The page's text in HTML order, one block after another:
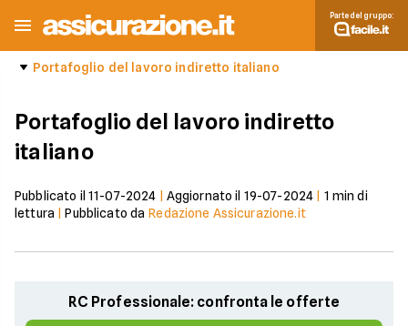
Parte del gruppo:
Portafoglio del lavoro indiretto italiano
Portafoglio del lavoro indiretto
italiano
Pubblicato il 11-07-2024 Aggiornato il 19-07-2024 1 min di
lettura |Pubblicato da Redazione Assicurazione.it
RC Professionale: confronta le offerte